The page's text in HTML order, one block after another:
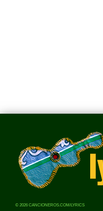
© 2026 CANCIONEROS.COM/LYRICS